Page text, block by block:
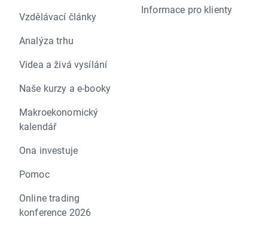
Vzdělávací články
Analýza trhu
Videa a živá vysílání
Naše kurzy a e-booky
Makroekonomický
kalendář
Ona investuje
Pomoc
Online trading
konference 2026
Informace pro klienty